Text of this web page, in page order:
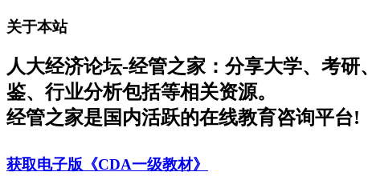
关于本站
人大经济论坛-经管之家：分享大学、考
鉴、行业分析包括等相关资源。
经管之家是国内活跃的在线教育咨询平台!
获取电子版《CDA一级教材》